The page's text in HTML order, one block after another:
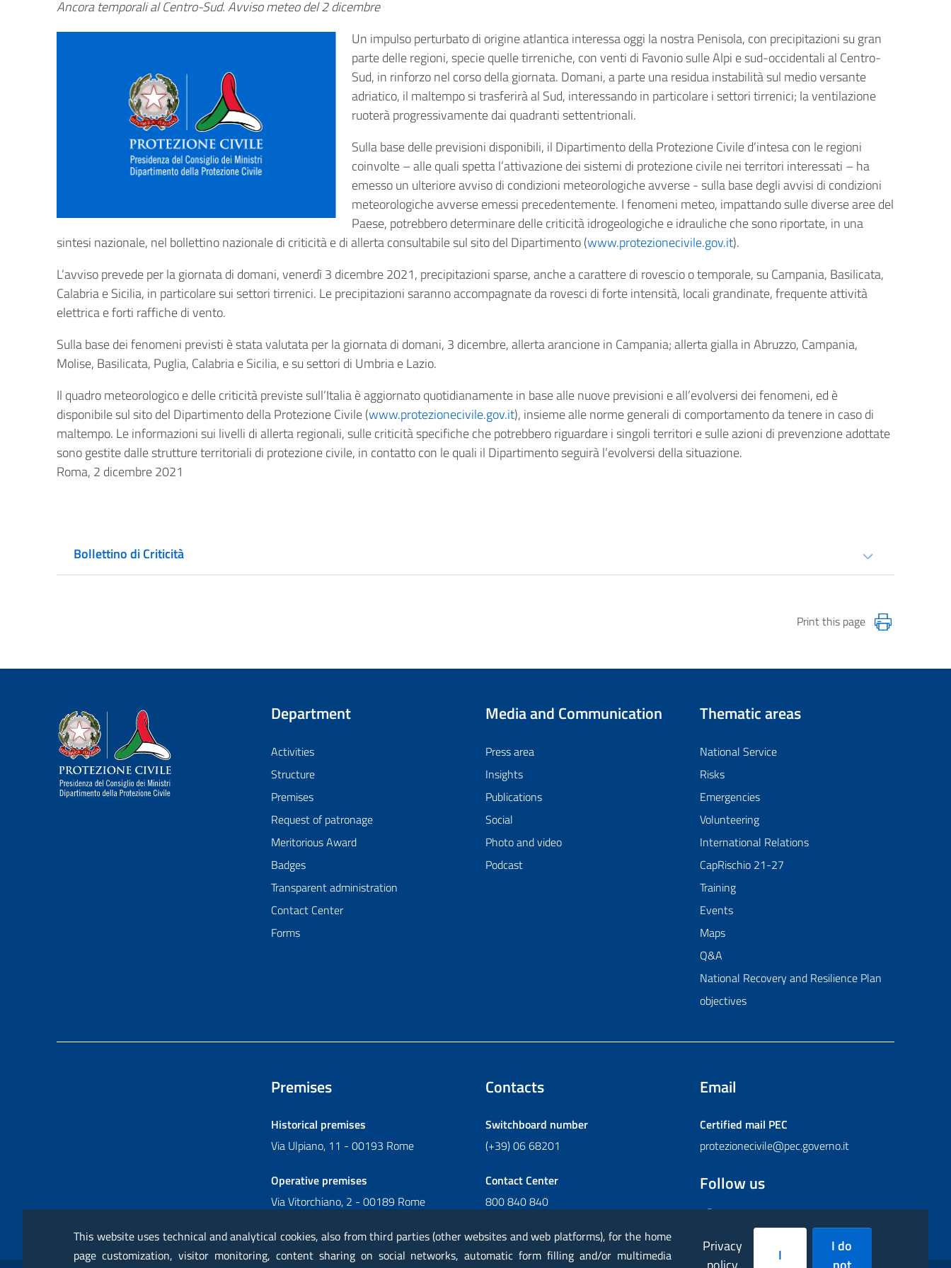
Ancora temporali al Centro-Sud. Avviso meteo del 2 dicembre
Un impulso perturbato di origine atlantica interessa oggi la nostra Penisola, con precipitazioni su gran
parte delle regioni, specie quelle tirreniche, con venti di Favonio sulle Alpi e sud-occidentali al Centro-
Sud, in rinforzo nel corso della giornata. Domani, a parte una residua instabilità sul medio versante
adriatico, il maltempo si trasferirà al Sud, interessando in particolare i settori tirrenici; la ventilazione
ruoterà progressivamente dai quadranti settentrionali.
Sulla base delle previsioni disponibili, il Dipartimento della Protezione Civile d’intesa con le regioni
coinvolte – alle quali spetta l’attivazione dei sistemi di protezione civile nei territori interessati – ha
emesso un ulteriore avviso di condizioni meteorologiche avverse - sulla base degli avvisi di condizioni
meteorologiche avverse emessi precedentemente. I fenomeni meteo, impattando sulle diverse aree del
Paese, potrebbero determinare delle criticità idrogeologiche e idrauliche che sono riportate, in una
sintesi nazionale, nel bollettino nazionale di criticità e di allerta consultabile sul sito del Dipartimento (www.protezionecivile.gov.it).
L’avviso prevede per la giornata di domani, venerdì 3 dicembre 2021, precipitazioni sparse, anche a carattere di rovescio o temporale, su Campania, Basilicata,
Calabria e Sicilia, in particolare sui settori tirrenici. Le precipitazioni saranno accompagnate da rovesci di forte intensità, locali grandinate, frequente attività
elettrica e forti raffiche di vento.
Sulla base dei fenomeni previsti è stata valutata per la giornata di domani, 3 dicembre, allerta arancione in Campania; allerta gialla in Abruzzo, Campania,
Molise, Basilicata, Puglia, Calabria e Sicilia, e su settori di Umbria e Lazio.
Il quadro meteorologico e delle criticità previste sull’Italia è aggiornato quotidianamente in base alle nuove previsioni e all’evolversi dei fenomeni, ed è
disponibile sul sito del Dipartimento della Protezione Civile (www.protezionecivile.gov.it), insieme alle norme generali di comportamento da tenere in caso di
maltempo. Le informazioni sui livelli di allerta regionali, sulle criticità specifiche che potrebbero riguardare i singoli territori e sulle azioni di prevenzione adottate
sono gestite dalle strutture territoriali di protezione civile, in contatto con le quali il Dipartimento seguirà l’evolversi della situazione.
Roma, 2 dicembre 2021
Bollettino di Criticità
Print this page
Dipartimento della Protezione Civile
Department
Activities
Structure
Premises
Request of patronage
Meritorious Award
Badges
Transparent administration
Contact Center
Forms
Media and Communication
Press area
Insights
Publications
Social
Photo and video
Podcast
Thematic areas
National Service
Risks
Emergencies
Volunteering
International Relations
CapRischio 21-27
Training
Events
Maps
Q&A
National Recovery and Resilience Plan
objectives
Premises
Historical premises
Via Ulpiano, 11 - 00193 Rome
Operative premises
Via Vitorchiano, 2 - 00189 Rome
Contacts
Switchboard number
(+39) 06 68201
Contact Center
800 840 840
Email
Certified mail PEC
protezionecivile@pec.governo.it
Follow us
FacebookInstagram
TwitterYouTubeFlickr
This website uses technical and analytical cookies, also from third parties (other websites and web platforms), for the home
page customization, visitor monitoring, content sharing on social networks, automatic form filling and/or multimedia
Privacy
I
I do